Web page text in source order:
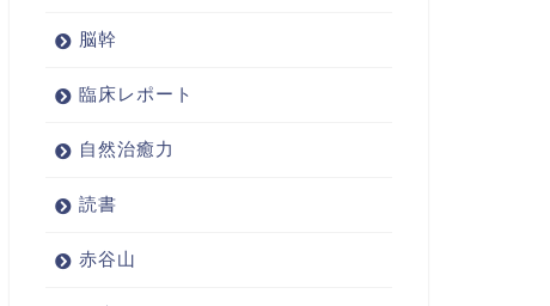
脳幹
臨床レポート
自然治癒力
読書
赤谷山